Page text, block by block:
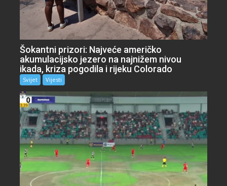
Šokantni prizori: Najveće američko
akumulacijsko jezero na najnižem nivou
ikada, kriza pogodila i rijeku Colorado
Svijet Vijesti